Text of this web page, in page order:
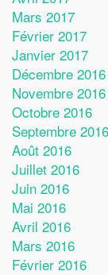
Mars 2017
Février 2017
Janvier 2017
Décembre 2016
Novembre 2016
Octobre 2016
Septembre 2016
Août 2016
Juillet 2016
Juin 2016
Mai 2016
Avril 2016
Mars 2016
Février 2016